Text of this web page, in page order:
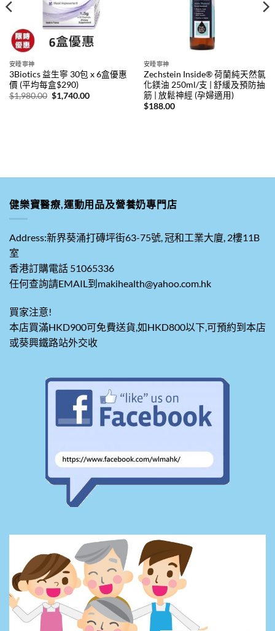
安睡寧神
3Biotics 益生寧 30包 x 6盒優惠
價 (平均每盒$290)
$1,980.00 原
$1,740.00目
安睡寧神
Zechstein Inside® 荷蘭純天然氯
化鎂油 250ml/支 | 舒緩及預防抽
筋 | 放鬆神經 (孕婦適用)
$188.00
健樂寶醫療,運動用品及營養奶專門店
Address:新界葵涌打磚坪街63-75號, 冠和工業大廈, 2樓11B
室
香港訂購電話 51065336
任何查詢請EMAIL到makihealth@yahoo.com.hk
買家注意!
本店買滿HKD900可免費送貨,如HKD800以下,可預約到本店
或葵興鐵路站外交收